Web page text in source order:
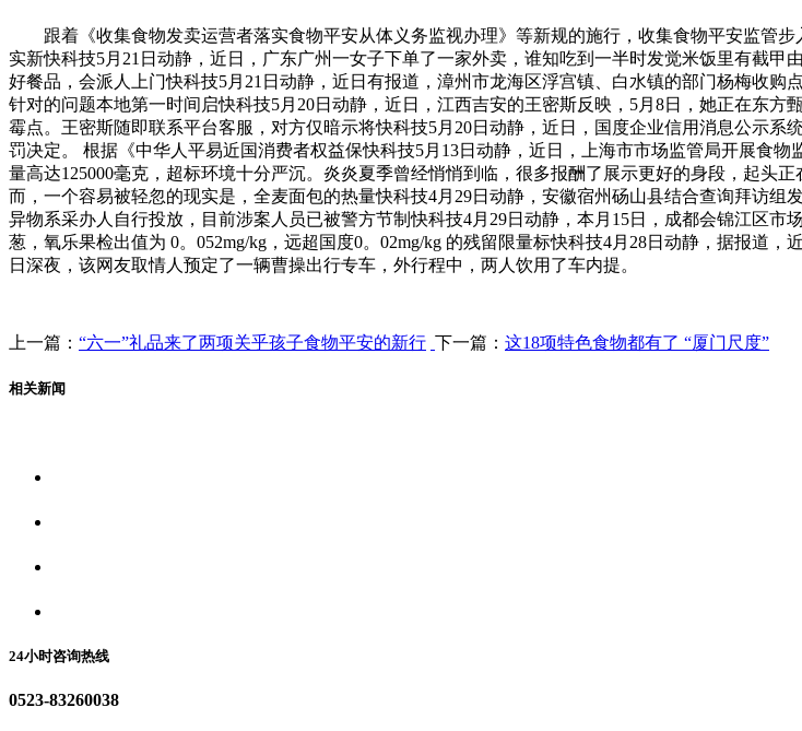
跟着《收集食物发卖运营者落实食物平安从体义务监视办理》等新规的施行，收集食物平安监管步
实新快科技5月21日动静，近日，广东广州一女子下单了一家外卖，谁知吃到一半时发觉米饭里有截
好餐品，会派人上门快科技5月21日动静，近日有报道，漳州市龙海区浮宫镇、白水镇的部门杨梅收
针对的问题本地第一时间启快科技5月20日动静，近日，江西吉安的王密斯反映，5月8日，她正在东
霉点。王密斯随即联系平台客服，对方仅暗示将快科技5月20日动静，近日，国度企业信用消息公示
罚决定。 根据《中华人平易近国消费者权益保快科技5月13日动静，近日，上海市市场监管局开展食
量高达125000毫克，超标环境十分严沉。炎炎夏季曾经悄悄到临，很多报酬了展示更好的身段，起头
而，一个容易被轻忽的现实是，全麦面包的热量快科技4月29日动静，安徽宿州砀山县结合查询拜访
异物系采办人自行投放，目前涉案人员已被警方节制快科技4月29日动静，本月15日，成都会锦江区
葱，氧乐果检出值为 0。052mg/kg，远超国度0。02mg/kg 的残留限量标快科技4月28日动静，据报道
日深夜，该网友取情人预定了一辆曹操出行专车，外行程中，两人饮用了车内提。
上一篇： “六一”礼品来了两项关乎孩子食物平安的新行 下一篇： 这18项特色食物都有了 “厦门尺度”
相关新闻
24小时咨询热线
0523-83260038